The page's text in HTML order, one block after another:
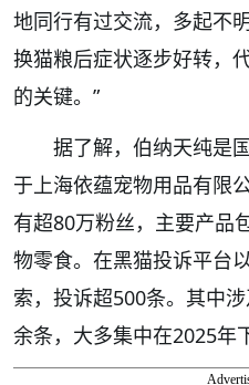
地同行有过交流，多起不
换猫粮后症状逐步好转，
的关键。”
据了解，伯纳天纯是
于上海依蕴宠物用品有限
有超80万粉丝，主要产品
物零食。在黑猫投诉平台
索，投诉超500条。其中
余条，大多集中在2025年